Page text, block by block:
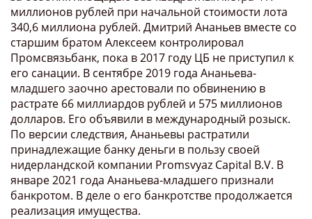
миллионов рублей при начальной стоимости лота
340,6 миллиона рублей. Дмитрий Ананьев вместе со
старшим братом Алексеем контролировал
Промсвязьбанк, пока в 2017 году ЦБ не приступил к
его санации. В сентябре 2019 года Ананьева-
младшего заочно арестовали по обвинению в
растрате 66 миллиардов рублей и 575 миллионов
долларов. Его объявили в международный розыск.
По версии следствия, Ананьевы растратили
принадлежащие банку деньги в пользу своей
нидерландской компании Promsvyaz Capital B.V. В
январе 2021 года Ананьева-младшего признали
банкротом. В деле о его банкротстве продолжается
реализация имущества.